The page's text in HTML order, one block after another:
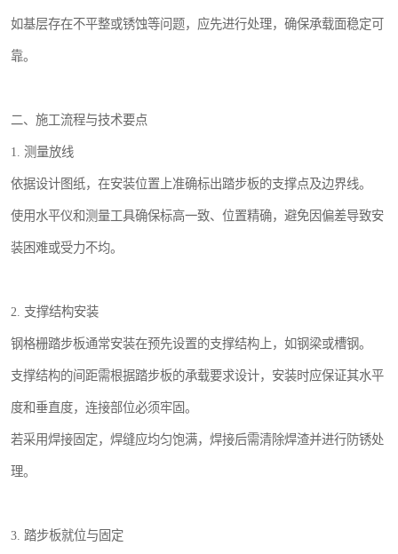
如基层存在不平整或锈蚀等问题，应先进行处理，确保承载面稳定可
靠。
二、施工流程与技术要点
1. 测量放线
依据设计图纸，在安装位置上准确标出踏步板的支撑点及边界线。
使用水平仪和测量工具确保标高一致、位置精确，避免因偏差导致安
装困难或受力不均。
2. 支撑结构安装
钢格栅踏步板通常安装在预先设置的支撑结构上，如钢梁或槽钢。
支撑结构的间距需根据踏步板的承载要求设计，安装时应保证其水平
度和垂直度，连接部位必须牢固。
若采用焊接固定，焊缝应均匀饱满，焊接后需清除焊渣并进行防锈处
理。
3. 踏步板就位与固定